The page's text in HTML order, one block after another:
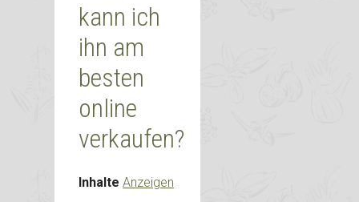
kann ich
ihn am
besten
online
verkaufen?
Inhalte Anzeigen